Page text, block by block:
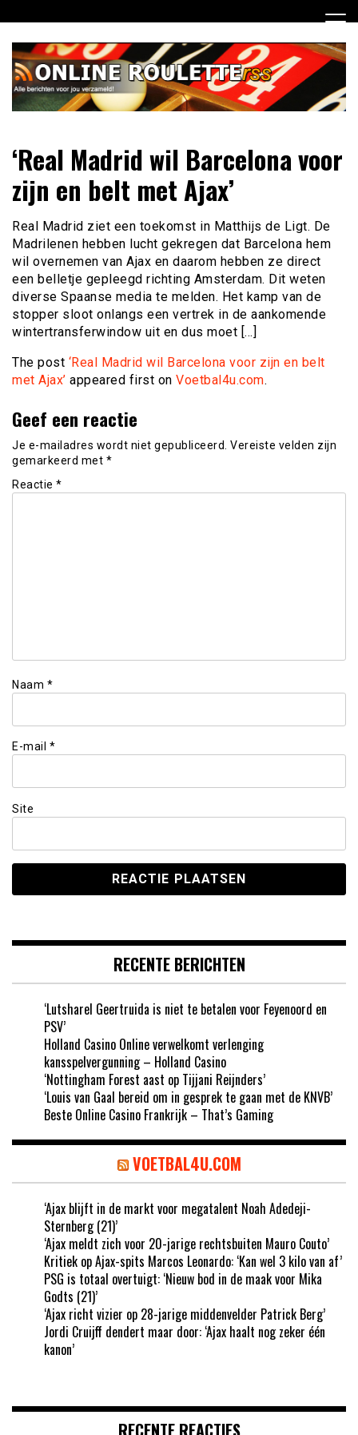
naar
inhoud
Online Roulette RSS
verzameld
‘Real Madrid wil Barcelona voor
zijn en belt met Ajax’
Real Madrid ziet een toekomst in Matthijs de Ligt. De
Madrilenen hebben lucht gekregen dat Barcelona hem
wil overnemen van Ajax en daarom hebben ze direct
een belletje gepleegd richting Amsterdam. Dit weten
diverse Spaanse media te melden. Het kamp van de
stopper sloot onlangs een vertrek in de aankomende
wintertransferwindow uit en dus moet […]
The post ‘Real Madrid wil Barcelona voor zijn en belt
met Ajax’ appeared first on Voetbal4u.com.
Geef een reactie
Je e-mailadres wordt niet gepubliceerd. Vereiste velden zijn
gemarkeerd met *
Reactie *
Naam *
E-mail *
Site
RECENTE BERICHTEN
‘Lutsharel Geertruida is niet te betalen voor Feyenoord en
PSV’
Holland Casino Online verwelkomt verlenging
kansspelvergunning – Holland Casino
‘Nottingham Forest aast op Tijjani Reijnders’
‘Louis van Gaal bereid om in gesprek te gaan met de KNVB’
Beste Online Casino Frankrijk – That’s Gaming
VOETBAL4U.COM
‘Ajax blijft in de markt voor megatalent Noah Adedeji-
Sternberg (21)’
‘Ajax meldt zich voor 20-jarige rechtsbuiten Mauro Couto’
Kritiek op Ajax-spits Marcos Leonardo: ‘Kan wel 3 kilo van af’
PSG is totaal overtuigt: ‘Nieuw bod in de maak voor Mika
Godts (21)’
‘Ajax richt vizier op 28-jarige middenvelder Patrick Berg’
Jordi Cruijff dendert maar door: ‘Ajax haalt nog zeker één
kanon’
RECENTE REACTIES